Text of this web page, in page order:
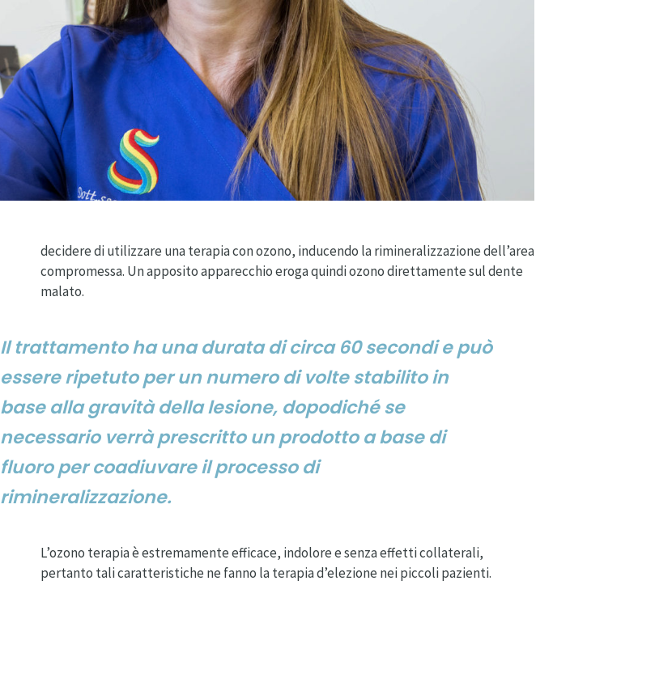
decidere di utilizzare una terapia con ozono, inducendo la rimineralizzazione dell’area
compromessa. Un apposito apparecchio eroga quindi ozono direttamente sul dente
malato.
Il trattamento ha una durata di circa 60 secondi e può
essere ripetuto per un numero di volte stabilito in
base alla gravità della lesione, dopodiché se
necessario verrà prescritto un prodotto a base di
fluoro per coadiuvare il processo di
rimineralizzazione.
L’ozono terapia è estremamente efficace, indolore e senza effetti collaterali,
pertanto tali caratteristiche ne fanno la terapia d’elezione nei piccoli pazienti.